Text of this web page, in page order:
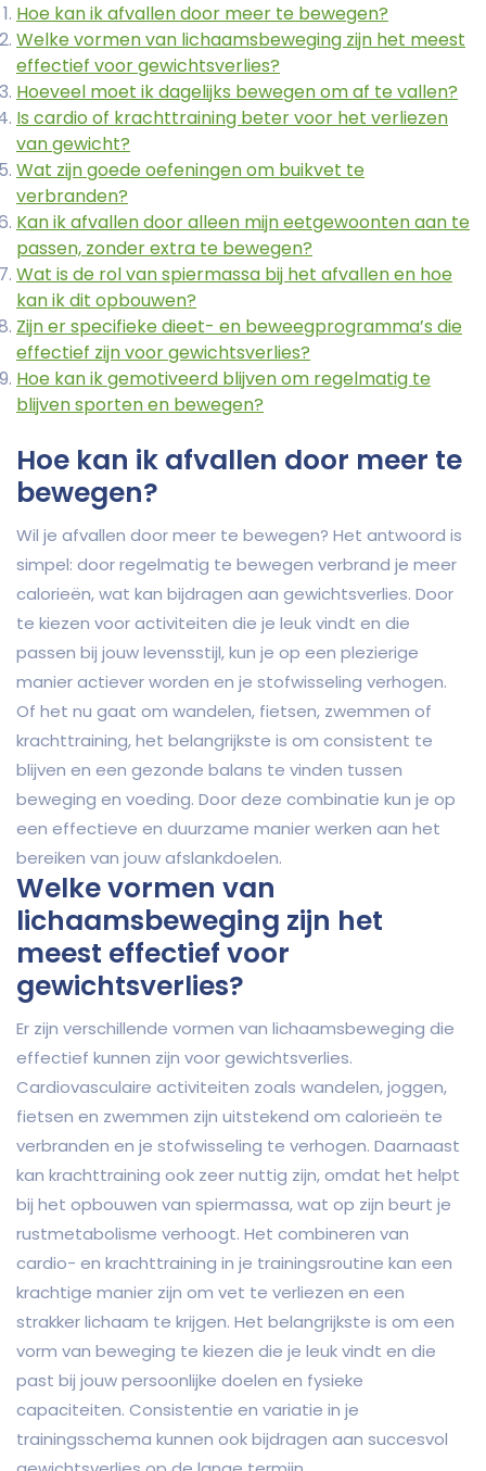
Hoe kan ik afvallen door meer te bewegen?
Welke vormen van lichaamsbeweging zijn het meest
effectief voor gewichtsverlies?
Hoeveel moet ik dagelijks bewegen om af te vallen?
Is cardio of krachttraining beter voor het verliezen
van gewicht?
Wat zijn goede oefeningen om buikvet te
verbranden?
Kan ik afvallen door alleen mijn eetgewoonten aan te
passen, zonder extra te bewegen?
Wat is de rol van spiermassa bij het afvallen en hoe
kan ik dit opbouwen?
Zijn er specifieke dieet- en beweegprogramma’s die
effectief zijn voor gewichtsverlies?
Hoe kan ik gemotiveerd blijven om regelmatig te
blijven sporten en bewegen?
Hoe kan ik afvallen door meer te
bewegen?
Wil je afvallen door meer te bewegen? Het antwoord is
simpel: door regelmatig te bewegen verbrand je meer
calorieën, wat kan bijdragen aan gewichtsverlies. Door
te kiezen voor activiteiten die je leuk vindt en die
passen bij jouw levensstijl, kun je op een plezierige
manier actiever worden en je stofwisseling verhogen.
Of het nu gaat om wandelen, fietsen, zwemmen of
krachttraining, het belangrijkste is om consistent te
blijven en een gezonde balans te vinden tussen
beweging en voeding. Door deze combinatie kun je op
een effectieve en duurzame manier werken aan het
bereiken van jouw afslankdoelen.
Welke vormen van
lichaamsbeweging zijn het
meest effectief voor
gewichtsverlies?
Er zijn verschillende vormen van lichaamsbeweging die
effectief kunnen zijn voor gewichtsverlies.
Cardiovasculaire activiteiten zoals wandelen, joggen,
fietsen en zwemmen zijn uitstekend om calorieën te
verbranden en je stofwisseling te verhogen. Daarnaast
kan krachttraining ook zeer nuttig zijn, omdat het helpt
bij het opbouwen van spiermassa, wat op zijn beurt je
rustmetabolisme verhoogt. Het combineren van
cardio- en krachttraining in je trainingsroutine kan een
krachtige manier zijn om vet te verliezen en een
strakker lichaam te krijgen. Het belangrijkste is om een
vorm van beweging te kiezen die je leuk vindt en die
past bij jouw persoonlijke doelen en fysieke
capaciteiten. Consistentie en variatie in je
trainingsschema kunnen ook bijdragen aan succesvol